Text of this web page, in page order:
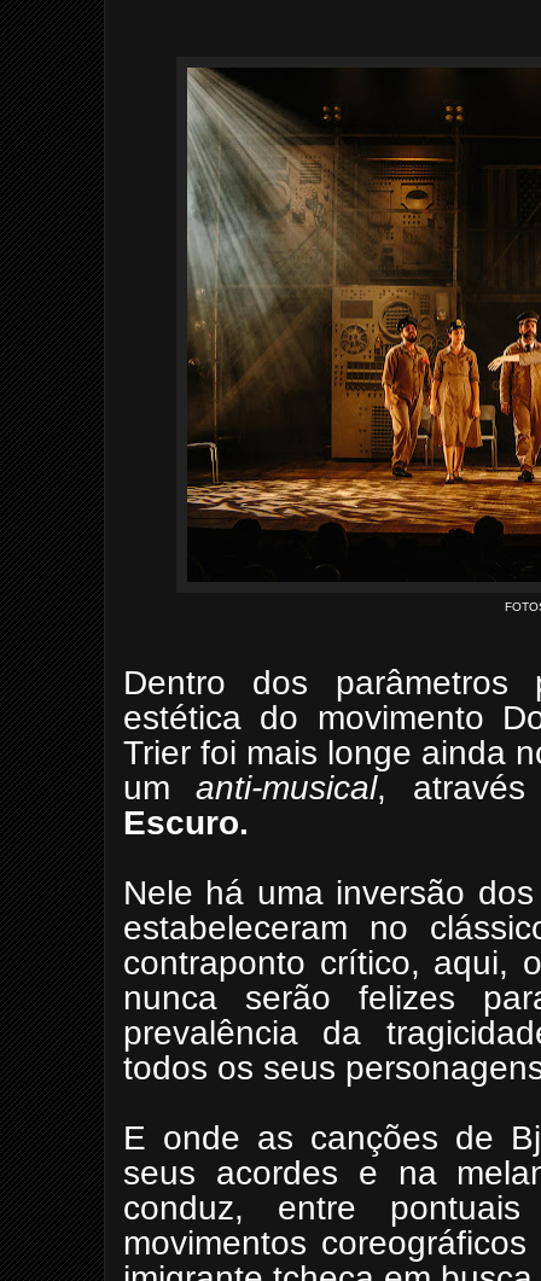
Dentro dos parâmetros
estética do movimento
Trier foi mais longe ainda
umanti-musical,
Escuro.
Nele há uma inversão
estabeleceram no
contraponto crítico, aqui,
nunca serão felizes
prevalência da
todos os seus
E onde as canções de
seus acordes e na
conduz, entre
movimentos